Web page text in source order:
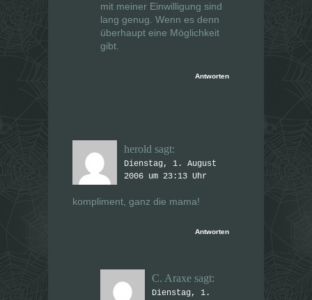
mit meiner Einwilligung sind
lang genug. Wenn es denn
überhaupt eine Möglichkeit
gibt.
Antworten
herold sagt:
Dienstag, 1. August
2006 um 23:13 Uhr
kompliment, ganz die mama!
Antworten
C. Araxe sagt:
Dienstag, 1.